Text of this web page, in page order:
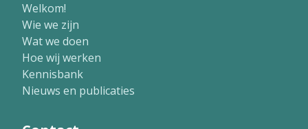
Welkom!
Wie we zijn
Wat we doen
Hoe wij werken
Kennisbank
Nieuws en publicaties